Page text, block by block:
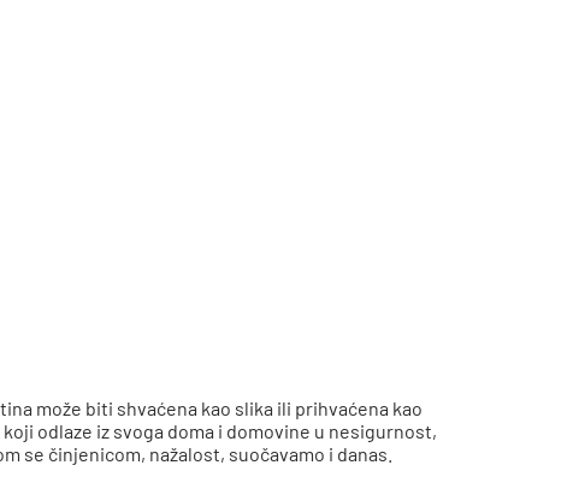
može biti shvaćena kao slika ili prihvaćena kao
odlaze iz svoga doma i domovine u nesigurnost,
se činjenicom, nažalost, suočavamo i danas.